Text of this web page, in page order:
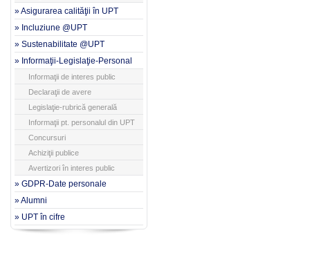
» Asigurarea calităţii în UPT
» Incluziune @UPT
» Sustenabilitate @UPT
» Informaţii-Legislaţie-Personal
Informaţii de interes public
Declaraţii de avere
Legislaţie-rubrică generală
Informaţii pt. personalul din UPT
Concursuri
Achiziţii publice
Avertizori în interes public
» GDPR-Date personale
» Alumni
» UPT în cifre